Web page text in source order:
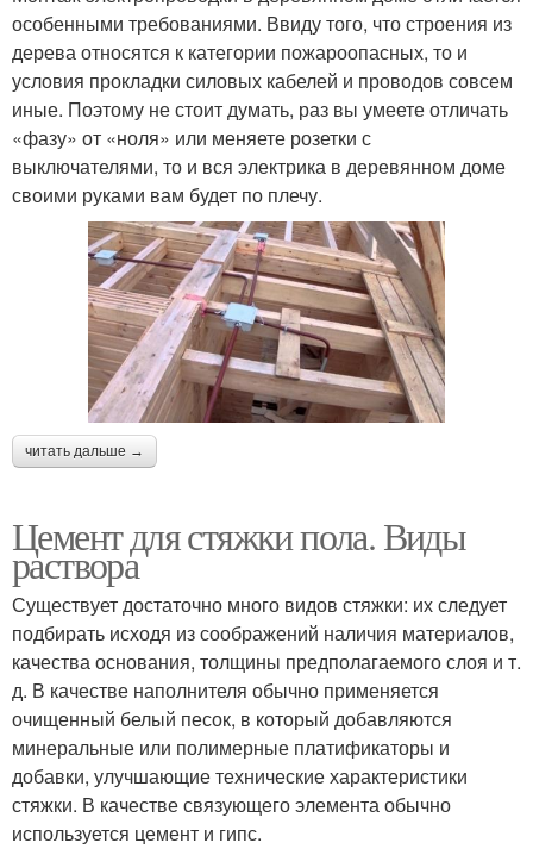
особенными требованиями. Ввиду того, что строения из
дерева относятся к категории пожароопасных, то и
условия прокладки силовых кабелей и проводов совсем
иные. Поэтому не стоит думать, раз вы умеете отличать
«фазу» от «ноля» или меняете розетки с
выключателями, то и вся электрика в деревянном доме
своими руками вам будет по плечу.
читать дальше →
Цемент для стяжки пола. Виды
раствора
Существует достаточно много видов стяжки: их следует
подбирать исходя из соображений наличия материалов,
качества основания, толщины предполагаемого слоя и т.
д. В качестве наполнителя обычно применяется
очищенный белый песок, в который добавляются
минеральные или полимерные платификаторы и
добавки, улучшающие технические характеристики
стяжки. В качестве связующего элемента обычно
используется цемент и гипс.